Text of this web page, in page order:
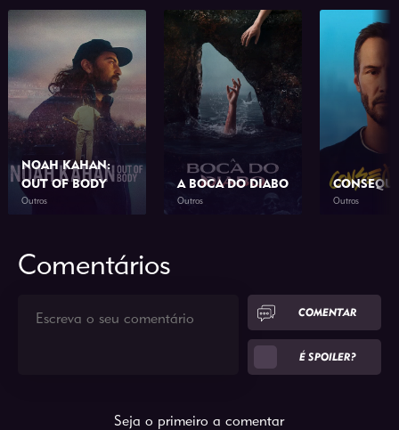
NOAH KAHAN:
OUT OF BODY
Outros
A BOCA DO DIABO
Outros Outros
Comentários
COMENTAR
É SPOILER?
Seja o primeiro a comentar